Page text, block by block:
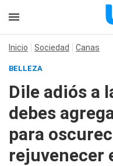
Inicio Sociedad Canas
BELLEZA
Dile adiós a
debes
para
rejuvenecer